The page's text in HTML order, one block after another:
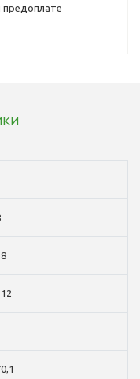
предоплате